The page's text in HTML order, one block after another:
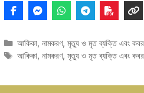
Categories
আকিকা, নামকরণ, মৃত্যু ও মৃত ব্যক্তি এবং কবর
Tags
আকিকা, নামকরণ, মৃত্যু ও মৃত ব্যক্তি এবং কবর